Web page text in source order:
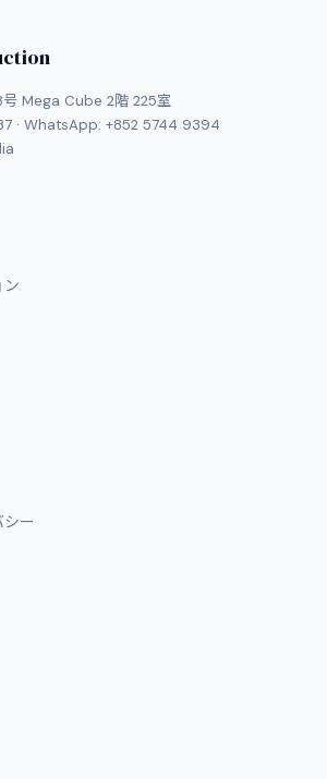
号 Mega Cube 2階 225室
· WhatsApp: +852 5744 9394
ン
ー